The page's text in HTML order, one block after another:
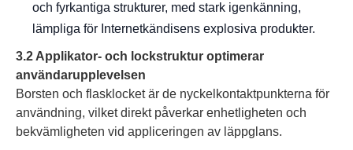
och fyrkantiga strukturer, med stark igenkänning,
lämpliga för Internetkändisens explosiva produkter.
3.2 Applikator- och lockstruktur optimerar
användarupplevelsen
Borsten och flasklocket är de nyckelkontaktpunkterna för
användning, vilket direkt påverkar enhetligheten och
bekvämligheten vid appliceringen av läppglans.